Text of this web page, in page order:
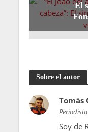
El
Sobre el autor
Tomás
Soy de